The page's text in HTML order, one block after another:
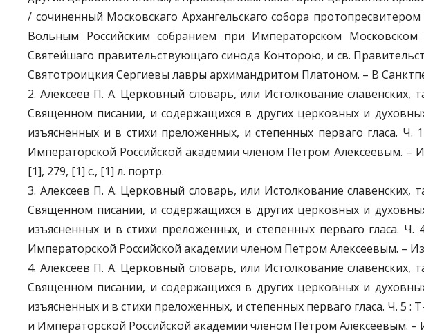
/ сочиненный Московскаго Архангельскаго собора
Вольным Российским собранием при Императорском
Святейшаго правительствующаго синода Конторою, и св.
Святотроицкия Сергиевы лавры архимандритом Платоном. – В
2. Алексеев П. А. Церковный словарь, или Истолкование
Священном писании, и содержащихся в других церковных и
изъясненных и в стихи преложенных, и степенных перваго гласа.
Императорской Российской академии членом Петром Алексеевым. –
[1], 279, [1] с., [1] л. портр.
3. Алексеев П. А. Церковный словарь, или Истолкование
Священном писании, и содержащихся в других церковных и
изъясненных и в стихи преложенных, и степенных перваго гласа.
Императорской Российской академии членом Петром Алексеевым. –
4. Алексеев П. А. Церковный словарь, или Истолкование
Священном писании, и содержащихся в других церковных и
изъясненных и в стихи преложенных, и степенных перваго гласа. Ч.
и Императорской Российской академии членом Петром Алексеевым. –